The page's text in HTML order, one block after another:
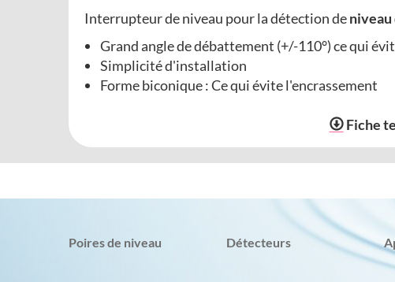
Interrupteur de niveau pour la détection deniveau
Grand angle de débattement (+/-110°) ce qui
Simplicité d'installation
Forme biconique : Ce qui évite l'encrassement
Fiche
Poires de niveau Détecteurs